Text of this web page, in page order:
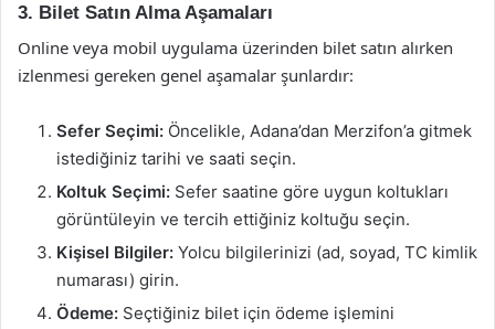
3. Bilet Satın Alma Aşamaları
Online veya mobil uygulama üzerinden bilet satın alırken
izlenmesi gereken genel aşamalar şunlardır:
Sefer Seçimi: Öncelikle, Adana’dan Merzifon’a gitmek
istediğiniz tarihi ve saati seçin.
Koltuk Seçimi: Sefer saatine göre uygun koltukları
görüntüleyin ve tercih ettiğiniz koltuğu seçin.
Kişisel Bilgiler: Yolcu bilgilerinizi (ad, soyad, TC kimlik
numarası) girin.
Ödeme: Seçtiğiniz bilet için ödeme işlemini